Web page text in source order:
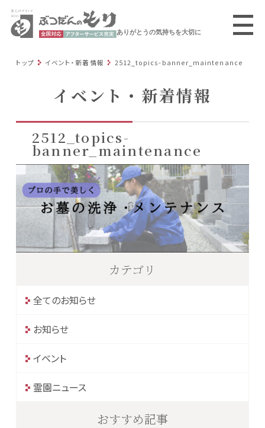
ありがとうの気持ちを大切に
トップ イベント・新着情報 2512_topics-banner_maintenance
イベント・新着情報
2512_topics-
banner_maintenance
カテゴリ
全てのお知らせ
お知らせ
イベント
霊園ニュース
おすすめ記事